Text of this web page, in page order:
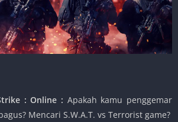
: Online : Apakah kamu penggemar
Mencari S.W.A.T. vs Terrorist game?